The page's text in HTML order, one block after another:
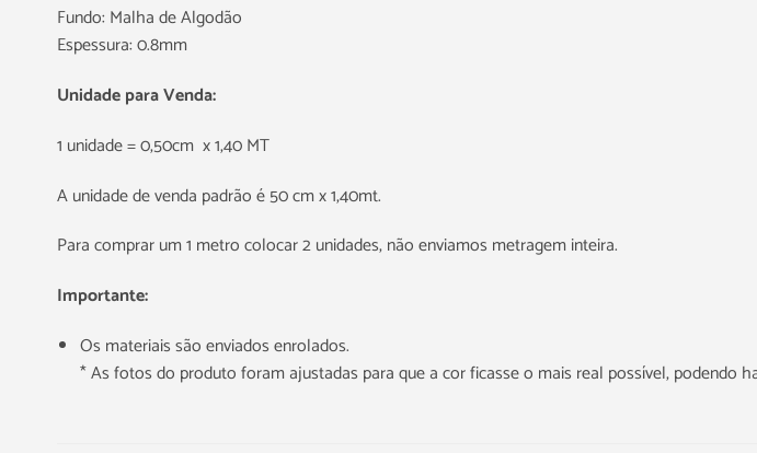
Fundo: Malha de Algodão
Espessura: 0.8mm
Unidade para Venda:
1 unidade = 0,50cm x 1,40 MT
A unidade de venda padrão é 50 cm x 1,40mt.
Para comprar um 1 metro colocar 2 unidades, não enviamos metragem inteira.
Importante:
Os materiais são enviados enrolados.
* As fotos do produto foram ajustadas para que a cor ficasse o mais real possível, podendo